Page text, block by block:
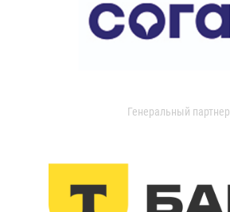
Генеральный партнер